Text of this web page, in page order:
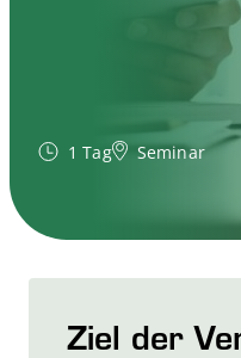
1 Tag Seminar
Ziel der